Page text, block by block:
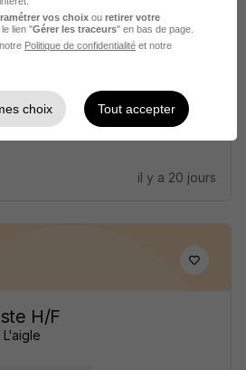
F
il y a 20 jours
H/F
vos choix ou retirer votre
lien "Gérer les traceurs" en bas de page.
Politique de confidentialité et notre
choix Tout accepter